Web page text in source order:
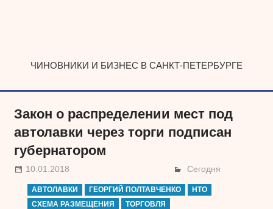
ЧИНОВНИКИ И БИЗНЕС В САНКТ-ПЕТЕРБУРГЕ
Закон о распределении мест под
автолавки через торги подписан
губернатором
10.01.2018 Сегодня
АВТОЛАВКИ ГЕОРГИЙ ПОЛТАВЧЕНКО
НТО
СХЕМА РАЗМЕЩЕНИЯ
ТОРГОВЛЯ